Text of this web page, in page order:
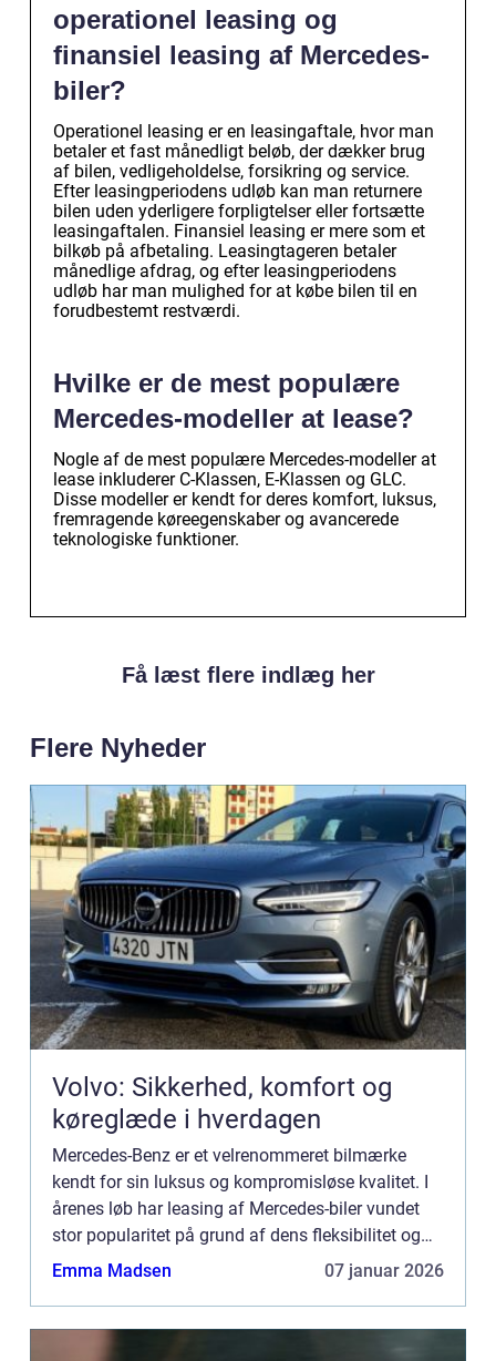
operationel leasing og
finansiel leasing af Mercedes-
biler?
Operationel leasing er en leasingaftale, hvor man
betaler et fast månedligt beløb, der dækker brug
af bilen, vedligeholdelse, forsikring og service.
Efter leasingperiodens udløb kan man returnere
bilen uden yderligere forpligtelser eller fortsætte
leasingaftalen. Finansiel leasing er mere som et
bilkøb på afbetaling. Leasingtageren betaler
månedlige afdrag, og efter leasingperiodens
udløb har man mulighed for at købe bilen til en
forudbestemt restværdi.
Hvilke er de mest populære
Mercedes-modeller at lease?
Nogle af de mest populære Mercedes-modeller at
lease inkluderer C-Klassen, E-Klassen og GLC.
Disse modeller er kendt for deres komfort, luksus,
fremragende køreegenskaber og avancerede
teknologiske funktioner.
Få læst flere indlæg her
Flere Nyheder
Volvo: Sikkerhed, komfort og
køreglæde i hverdagen
Mercedes-Benz er et velrenommeret bilmærke
kendt for sin luksus og kompromisløse kvalitet. I
årenes løb har leasing af Mercedes-biler vundet
stor popularitet på grund af dens fleksibilitet og
bekvemmelighed. Denne arti...
Emma Madsen 07 januar 2026